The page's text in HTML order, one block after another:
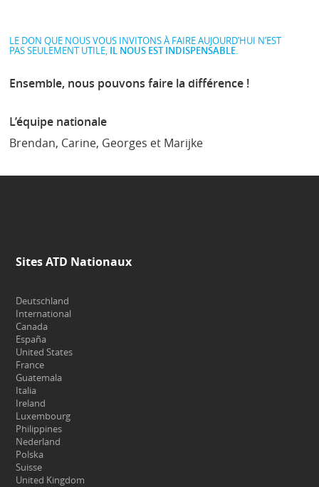
LE DON QUE NOUS VOUS INVITONS À FAIRE AUJOURD’HUI N’EST
PAS SEULEMENT UTILE, IL NOUS EST INDISPENSABLE.
Ensemble, nous pouvons faire la différence !
L’équipe nationale
Brendan, Carine, Georges et Marijke
Sites ATD Nationaux
Deutschland
International
Canada
España
United States
France
Guatemala
Italia
Ireland
Luxembourg
Philippines
Nederland
Polska
Suisse
United Kingdom